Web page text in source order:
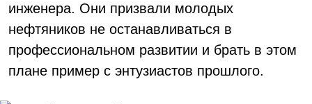
инженера. Они призвали молодых
нефтяников не останавливаться в
профессиональном развитии и брать в этом
плане пример с энтузиастов прошлого.